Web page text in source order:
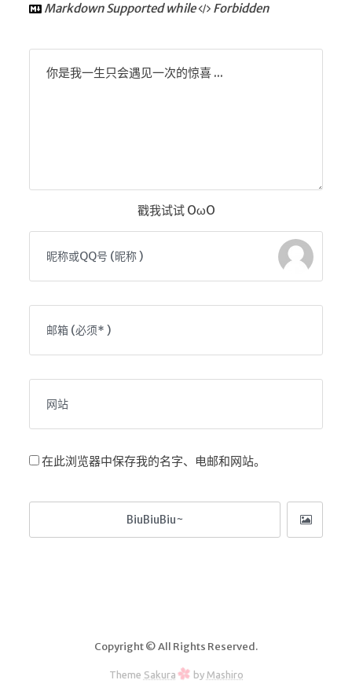
Markdown Supported while Forbidden
你是我一生只会遇见一次的惊喜 ...
戳我试试 OωO
在此浏览器中保存我的名字、电邮和网站。
Copyright © All Rights Reserved.
Theme Sakura by Mashiro
副站网页探针
文字重排
🎮小游戏
飞船对接模拟
特效地址
过山车